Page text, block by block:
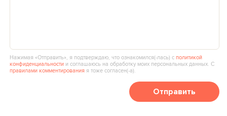
Нажимая «Отправить», я подтверждаю, что ознакомился(‑лась) сполитикой
конфиденциальности и соглашаюсь на обработку моих персональных данных. С
правилами комментирования я тоже согласен(‑а).
Отправить